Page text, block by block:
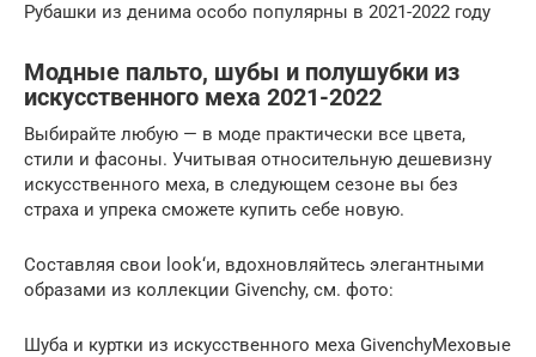
Рубашки из денима особо популярны в 2021-2022 году
Модные пальто, шубы и полушубки из
искусственного меха 2021-2022
Выбирайте любую — в моде практически все цвета,
стили и фасоны. Учитывая относительную дешевизну
искусственного меха, в следующем сезоне вы без
страха и упрека сможете купить себе новую.
Составляя свои look‘и, вдохновляйтесь элегантными
образами из коллекции Givenchy, см. фото:
Шуба и куртки из искусственного меха GivenchyМеховые